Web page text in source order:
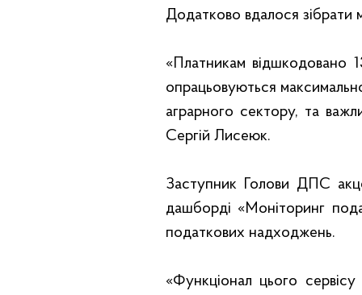
Додатково вдалося
«Платникам відшкодовано
опрацьовуються
аграрного сектору, та
Сергій Лисеюк.
Заступник Голови ДПС
дашборді «Моніторинг
податкових надходжень.
«Функціонал цього